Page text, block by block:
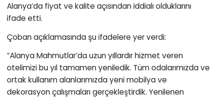
Alanya’da fiyat ve kalite açısından iddialı olduklarını
ifade etti.
Çoban açıklamasında şu ifadelere yer verdi:
“Alanya Mahmutlar’da uzun yıllardır hizmet veren
otelimizi bu yıl tamamen yeniledik. Tüm odalarımızda ve
ortak kullanım alanlarımızda yeni mobilya ve
dekorasyon çalışmaları gerçekleştirdik. Yenilenen